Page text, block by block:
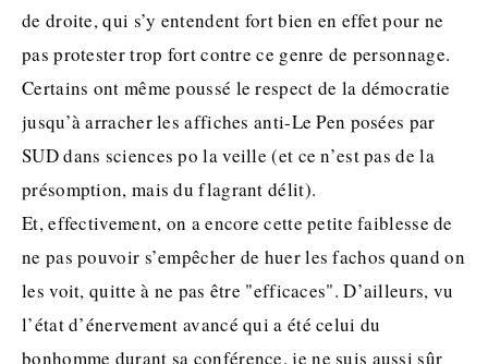
de droite, qui s’y entendent fort bien en effet pour ne
pas protester trop fort contre ce genre de personnage.
Certains ont même poussé le respect de la démocratie
jusqu’à arracher les affiches anti-Le Pen posées par
SUD dans sciences po la veille (et ce n’est pas de la
présomption, mais du flagrant délit).
Et, effectivement, on a encore cette petite faiblesse de
ne pas pouvoir s’empêcher de huer les fachos quand on
les voit, quitte à ne pas être "efficaces". D’ailleurs, vu
l’état d’énervement avancé qui a été celui du
bonhomme durant sa conférence, je ne suis aussi sûr